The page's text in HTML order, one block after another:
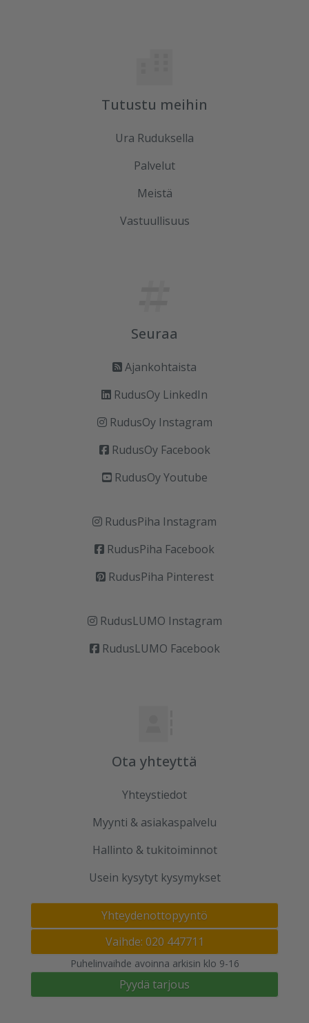
Tutustu meihin
Ura Ruduksella
Palvelut
Meistä
Vastuullisuus
Seuraa
Ajankohtaista
RudusOy LinkedIn
RudusOy Instagram
RudusOy Facebook
RudusOy Youtube
RudusPiha Instagram
RudusPiha Facebook
RudusPiha Pinterest
RudusLUMO Instagram
RudusLUMO Facebook
Ota yhteyttä
Yhteystiedot
Myynti & asiakaspalvelu
Hallinto & tukitoiminnot
Usein kysytyt kysymykset
Yhteydenottopyyntö
Vaihde: 020 447711
Puhelinvaihde avoinna arkisin klo 9-16
Pyydä tarjous